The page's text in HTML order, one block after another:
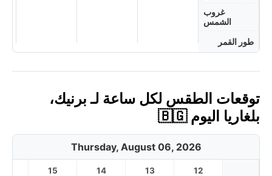
غروب
الشمس
طور القمر
توقعات الطقس لكل ساعة لـ برنيك،
بلغاريا اليوم 🇧🇬
Thursday, August 06, 2026
12
13
14
15